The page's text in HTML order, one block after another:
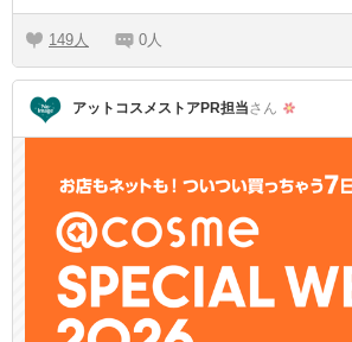
149 0
アットコスメストアPR担当さん